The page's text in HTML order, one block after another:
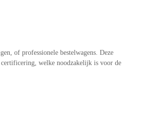
of professionele bestelwagens. Deze
welke noodzakelijk is voor de